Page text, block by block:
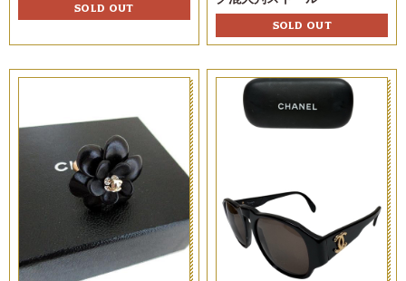
SOLD OUT
SOLD OUT